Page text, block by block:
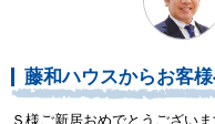
藤和ハウスからお客
Ｓ様ご新居おめでとうございま